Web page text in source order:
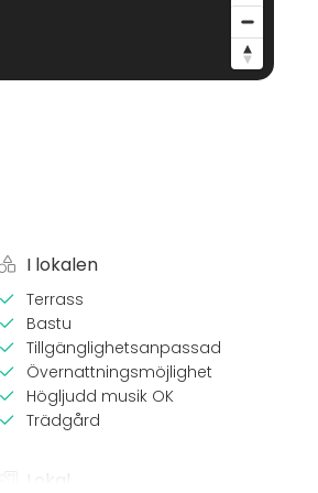
I lokalen
Terrass
Bastu
Tillgänglighetsanpassad
Övernattningsmöjlighet
Högljudd musik OK
Trädgård
Lokal